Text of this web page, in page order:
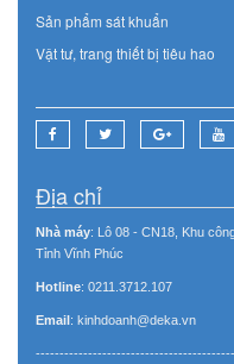
Sản phẩm sát khuẩn
Vật tư, trang thiết bị tiêu hao
Địa chỉ
Nhà máy: Lô 08 - CN18, Khu
Tỉnh Vĩnh Phúc
Hotline: 0211.3712.107
Email: kinhdoanh@deka.vn